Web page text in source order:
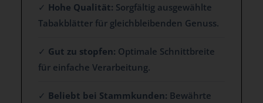
✓ Hohe Qualität: Sorgfältig ausgewählte
Tabakblätter für gleichbleibenden Genuss.
✓ Gut zu stopfen: Optimale Schnittbreite
für einfache Verarbeitung.
✓ Beliebt bei Stammkunden: Bewährte